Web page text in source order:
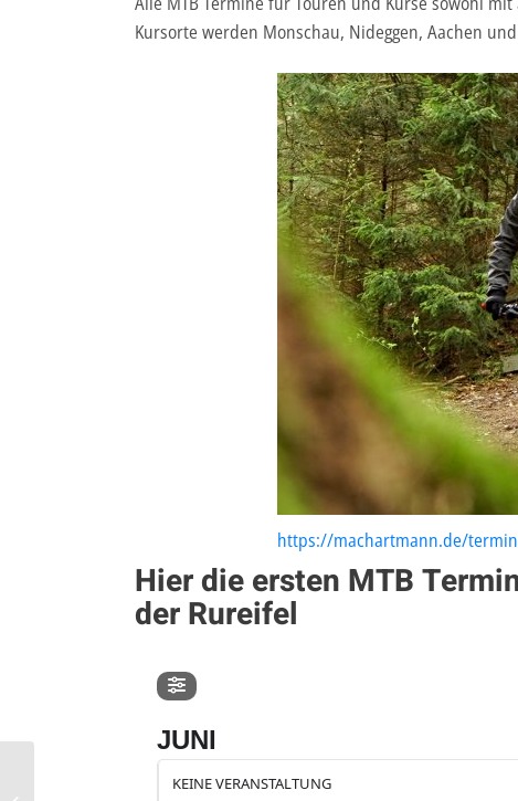
Kursorte werden Monschau, Nideggen, Aachen
https://machartmann.de/
Hier die ersten MTB
der Rureifel
JUNI
KEINE VERANSTALTUNG